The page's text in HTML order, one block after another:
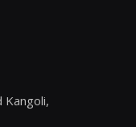
Kangoli,